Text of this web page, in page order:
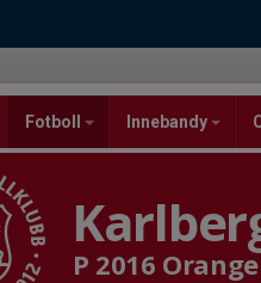
Fotboll Innebandy
P 2016 Orange